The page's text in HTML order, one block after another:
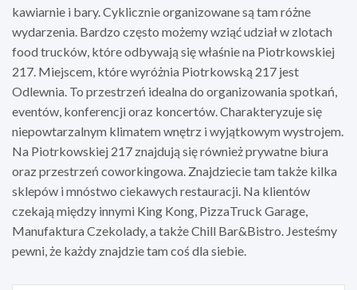
kawiarnie i bary. Cyklicznie organizowane są tam różne
wydarzenia. Bardzo często możemy wziąć udział w zlotach
food trucków, które odbywają się właśnie na Piotrkowskiej
217. Miejscem, które wyróżnia Piotrkowską 217 jest
Odlewnia. To przestrzeń idealna do organizowania spotkań,
eventów, konferencji oraz koncertów. Charakteryzuje się
niepowtarzalnym klimatem wnętrz i wyjątkowym wystrojem.
Na Piotrkowskiej 217 znajdują się również prywatne biura
oraz przestrzeń coworkingowa. Znajdziecie tam także kilka
sklepów i mnóstwo ciekawych restauracji. Na klientów
czekają między innymi King Kong, PizzaTruck Garage,
Manufaktura Czekolady, a także Chill Bar&Bistro. Jesteśmy
pewni, że każdy znajdzie tam coś dla siebie.